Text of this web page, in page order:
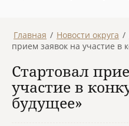
Главная / Новости округа /
прием заявок на участие в
Стартовал
участие в
будущее»